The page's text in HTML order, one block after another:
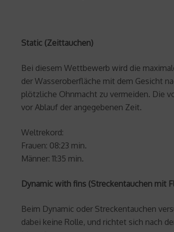
Static (Zeittauchen)
Bei diesem Wettbewerb wird die
der Wasseroberfläche mit dem Gesicht
plötzliche Ohnmacht zu vermeiden. Die
vor Ablauf der angegebenen Zeit.
Weltrekord:
Frauen: 08:23 min.
Männer: 11:35 min.
Dynamic with fins (Streckentauchen mit
Beim Dynamic oder Streckentauchen
dabei keine Rolle, und richtet sich nach